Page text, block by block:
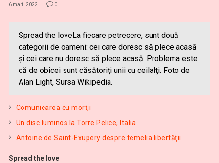
6 mart. 2022 0
Spread the loveLa fiecare petrecere, sunt două
categorii de oameni: cei care doresc să plece acasă
şi cei care nu doresc să plece acasă. Problema este
că de obicei sunt căsătoriţi unii cu ceilalţi. Foto de
Alan Light, Sursa Wikipedia.
Comunicarea cu morţii
Un disc luminos la Torre Pelice, Italia
Antoine de Saint-Exupery despre temelia libertăţii
Spread the love